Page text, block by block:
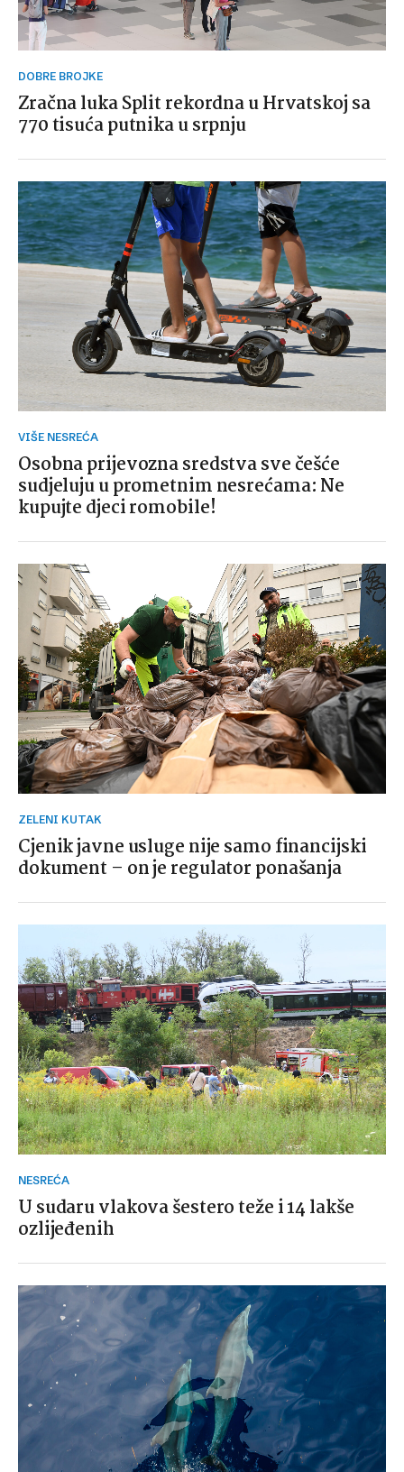
DOBRE BROJKE
Zračna luka Split rekordna u Hrvatskoj sa
770 tisuća putnika u srpnju
VIŠE NESREĆA
Osobna prijevozna sredstva sve češće
sudjeluju u prometnim nesrećama: Ne
kupujte djeci romobile!
ZELENI KUTAK
Cjenik javne usluge nije samo financijski
dokument – on je regulator ponašanja
NESREĆA
U sudaru vlakova šestero teže i 14 lakše
ozlijeđenih